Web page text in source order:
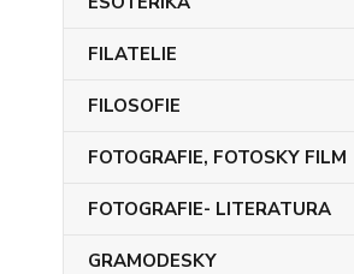
FILATELIE
FILOSOFIE
FOTOGRAFIE, FOTOSKY FILM
FOTOGRAFIE- LITERATURA
GRAMODESKY